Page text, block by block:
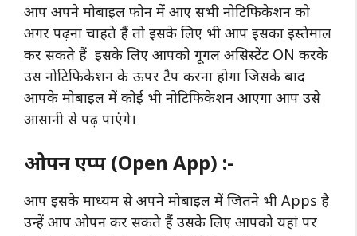
आप अपने मोबाइल फोन में आए सभी नोटिफिकेशन को
अगर पढ़ना चाहते हैं तो इसके लिए भी आप इसका इस्तेमाल
कर सकते हैं इसके लिए आपको गूगल असिस्टेंट ON करके
उस नोटिफिकेशन के ऊपर टैप करना होगा जिसके बाद
आपके मोबाइल में कोई भी नोटिफिकेशन आएगा आप उसे
आसानी से पढ़ पाएंगे।
ओपन एप्प (Open App) :-
आप इसके माध्यम से अपने मोबाइल में जितने भी Apps है
उन्हें आप ओपन कर सकते हैं उसके लिए आपको यहां पर